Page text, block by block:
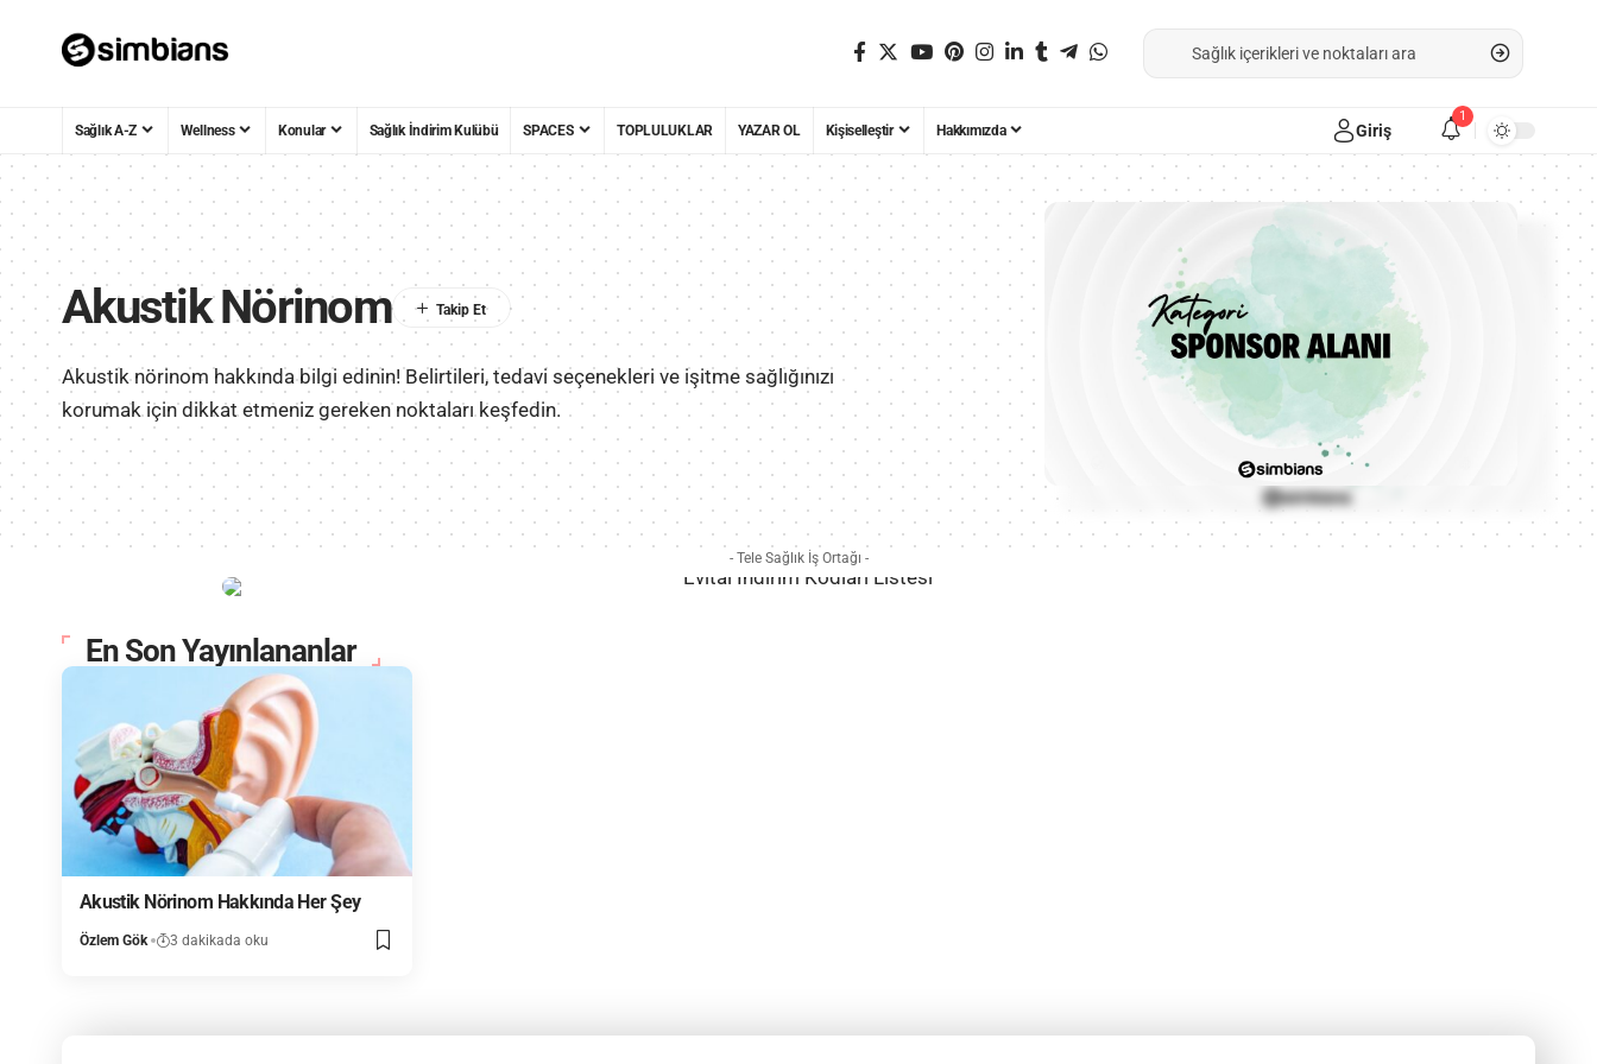
Sağlık A-Z Wellness Konular Sağlık İndirim Kulübü SPACES TOPLULUKLAR YAZAR OL Kişiselleştir Hakkımızda Giriş
1
Akustik Nörinom
Akustik nörinom hakkında bilgi edinin! Belirtileri, tedavi seçenekleri ve işitme sağlığınızı
korumak için dikkat etmeniz gereken noktaları keşfedin.
- Tele Sağlık İş Ortağı -
En Son Yayınlananlar
Akustik Nörinom Hakkında Her Şey
Özlem Gök 3 dakikada oku